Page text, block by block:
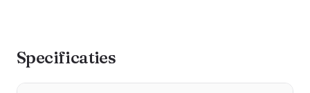
Specificaties